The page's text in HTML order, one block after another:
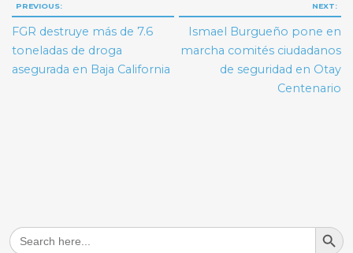
Navegación
de
entradas
PREVIOUS:
FGR destruye más de 7.6
toneladas de droga
asegurada en Baja California
NEXT:
Ismael Burgueño pone en
marcha comités ciudadanos
de seguridad en Otay
Centenario
Search
for:
Search